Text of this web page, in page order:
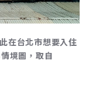
在台北市想要入住
境圖，取自